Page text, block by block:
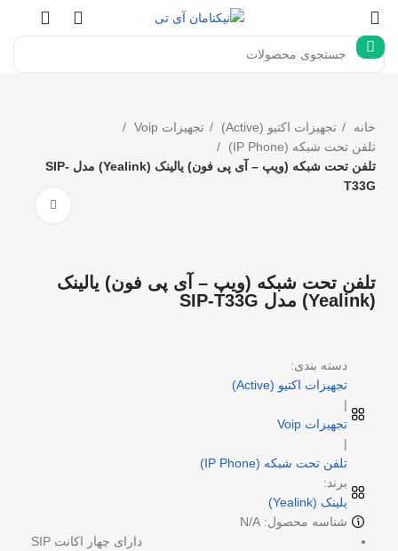
خانه تجهیزات اکتیو (Active)
تجهیزات Voip
تلفن تحت شبکه (IP Phone)
تلفن تحت شبکه (ویپ – آی پی فون) یالینک (Yealink) مدل SIP-
T33G
تلفن تحت شبکه (ویپ – آی پی فون) یالینک
(Yealink) مدل SIP-T33G
دسته بندی:
تجهیزات اکتیو (Active)
|
تجهیزات Voip
|
تلفن تحت شبکه (IP Phone)
برند:
یلینک (Yealink)
شناسه محصول: N/A
دارای چهار اکانت SIP